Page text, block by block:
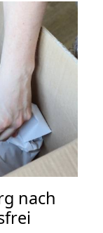
nach